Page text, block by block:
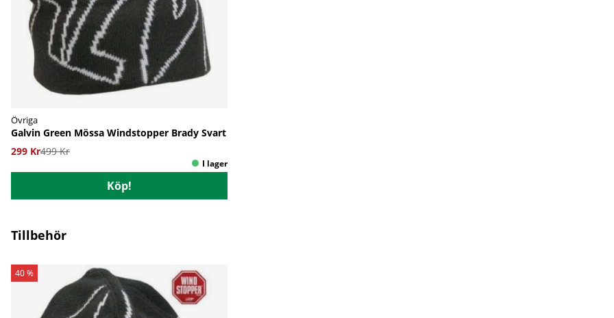
Övriga
Galvin Green Mössa Windstopper Brady Svart
299 Kr499 Kr
Köp!
Tillbehör
40 %